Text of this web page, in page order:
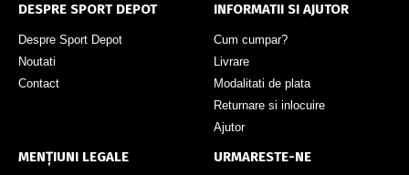
DESPRE SPORT DEPOT
Despre Sport Depot
Noutati
Contact
INFORMATII SI AJUTOR
Cum cumpar?
Livrare
Modalitati de plata
Returnare si inlocuire
Ajutor
MENȚIUNI LEGALE URMARESTE-NE